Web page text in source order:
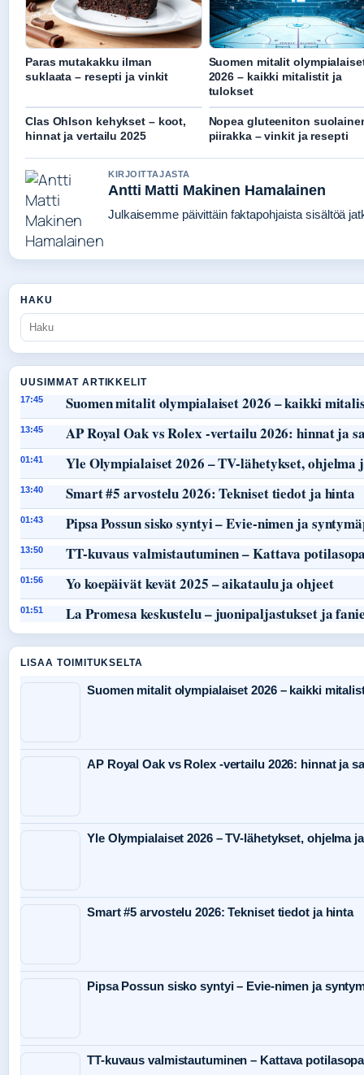
Paras mutakakku ilman
suklaata – resepti ja vinkit
Suomen mitalit
2026 – kaikki mitalistit ja
tulokset
Clas Ohlson kehykset – koot,
hinnat ja vertailu 2025
Nopea gluteeniton
piirakka – vinkit ja resepti
KIRJOITTAJASTA
Antti Matti Makinen Hamalainen
Julkaisemme päivittäin faktapohjaista sisältöä
HAKU
UUSIMMAT ARTIKKELIT
17:45 Suomen mitalit olympialaiset 2026 – kaikki
13:45 AP Royal Oak vs Rolex -vertailu 2026: hinnat ja
01:41 Yle Olympialaiset 2026 – TV-lähetykset, ohjelma
13:40 Smart #5 arvostelu 2026: Tekniset tiedot ja hinta
01:43 Pipsa Possun sisko syntyi – Evie-nimen ja
13:50 TT-kuvaus valmistautuminen – Kattava
01:56 Yo koepäivät kevät 2025 – aikataulu ja ohjeet
01:51 La Promesa keskustelu – juonipaljastukset ja
LISAA TOIMITUKSELTA
Suomen mitalit olympialaiset 2026 – kaikki
AP Royal Oak vs Rolex -vertailu 2026: hinnat ja
Yle Olympialaiset 2026 – TV-lähetykset, ohjelma
Smart #5 arvostelu 2026: Tekniset tiedot ja hinta
Pipsa Possun sisko syntyi – Evie-nimen ja
TT-kuvaus valmistautuminen – Kattava